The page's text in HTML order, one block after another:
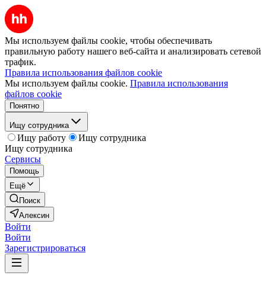
Мы используем файлы cookie, чтобы обеспечивать
правильную работу нашего веб-сайта и анализировать сетевой
трафик.
Правила использования файлов cookie
Мы используем файлы cookie. Правила использования
файлов cookie
Понятно
Ищу сотрудника
Ищу работу
Ищу сотрудника
Ищу сотрудника
Сервисы
Помощь
Ещё
Поиск
Алексин
Войти
Войти
Зарегистрироваться